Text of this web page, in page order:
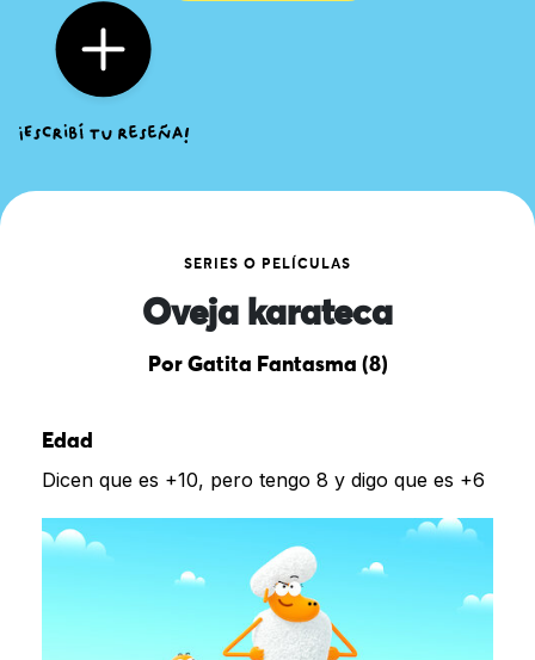
SERIES O PELÍCULAS
Oveja karateca
Por Gatita Fantasma (8)
Edad
Dicen que es +10, pero tengo 8 y digo que es +6